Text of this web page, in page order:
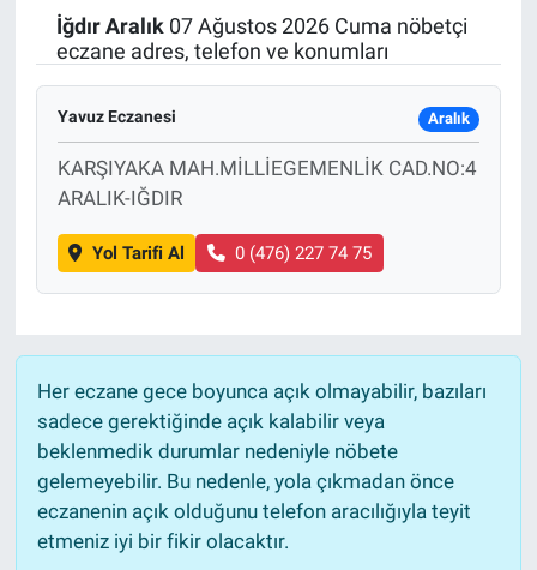
İğdır Aralık07 Ağustos 2026 Cuma nöbetçi
eczane adres, telefon ve konumları
Yavuz Eczanesi Aralık
KARŞIYAKA MAH.MİLLİEGEMENLİK CAD.NO:4
ARALIK-IĞDIR
Yol Tarifi Al 0 (476) 227 74 75
Her eczane gece boyunca açık olmayabilir, bazıları
sadece gerektiğinde açık kalabilir veya
beklenmedik durumlar nedeniyle nöbete
gelemeyebilir. Bu nedenle, yola çıkmadan önce
eczanenin açık olduğunu telefon aracılığıyla teyit
etmeniz iyi bir fikir olacaktır.
Politika
Bilecik
Kütahya
Genel
Çevre
Yerel
Magazin
Bilim ve Teknoloji